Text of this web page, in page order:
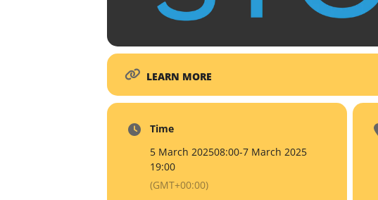
LEARN MORE
Time
5 March 202508:00-7 March 2025
19:00
(GMT+00:00)